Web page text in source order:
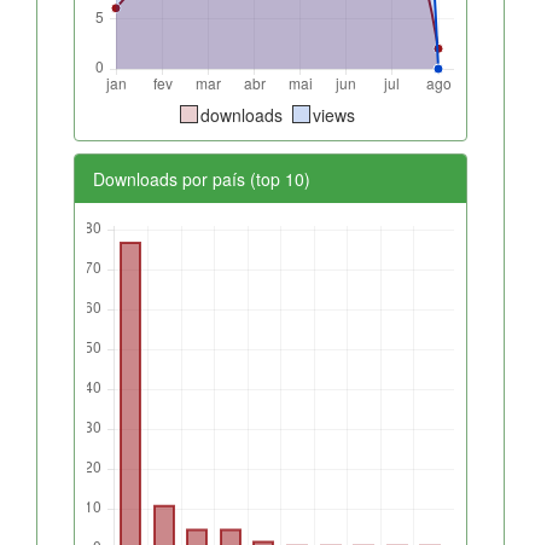
downloads views
Downloads por país (top 10)